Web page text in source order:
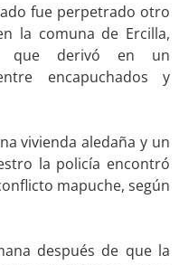
fue perpetrado otro
la comuna de Ercilla,
que derivó en un
encapuchados y
vivienda aledaña y un
la policía encontró
mapuche, según
después de que la